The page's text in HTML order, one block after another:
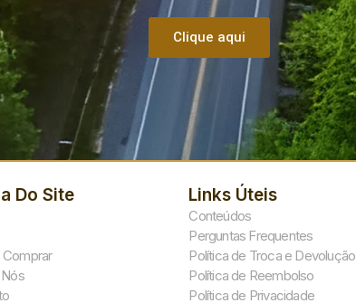
Clique aqui
Do Site Links Úteis
Conteúdos
Perguntas Frequentes
Política de Troca e Devolução
Política de Reembolso
Política de Privacidade